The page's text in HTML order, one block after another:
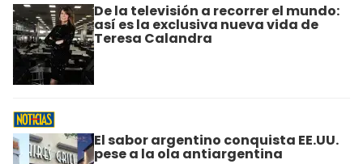
De la televisión a recorrer el mundo:
así es la exclusiva nueva vida de
Teresa Calandra
El sabor argentino conquista EE.UU.
pese a la ola antiargentina